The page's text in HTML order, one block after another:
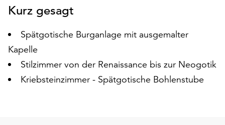
können
Ihr
Einverständnis
jederzeit
ändern
und
widerrufen.
Kurz gesagt
Spätgotische Burganlage mit ausgemalter
Kapelle
Stilzimmer von der Renaissance bis zur Neogotik
Kriebsteinzimmer - Spätgotische Bohlenstube